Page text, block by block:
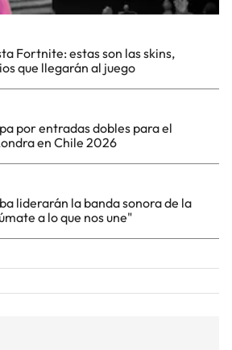
Fortnite: estas son las skins,
que llegarán al juego
por entradas dobles para el
en Chile 2026
liderarán la banda sonora de la
a lo que nos une"